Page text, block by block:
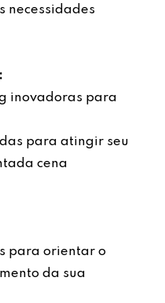
necessidades
inovadoras para
para atingir seu
cena
para orientar o
da sua